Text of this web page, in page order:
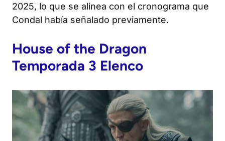
2025, lo que se alinea con el cronograma que
Condal había señalado previamente.
House of the Dragon
Temporada 3 Elenco